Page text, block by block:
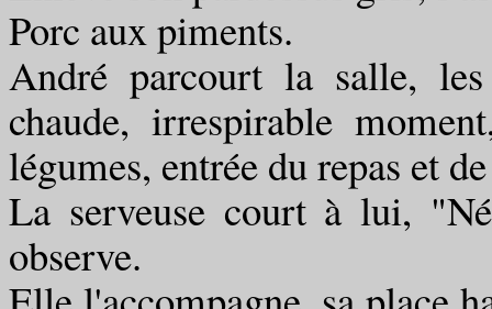
Porc aux piments.
André parcourt la salle,
chaude, irrespirable
légumes, entrée du repas et
La serveuse court à lui,
observe.